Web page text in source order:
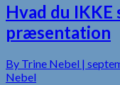
Hvad du
præsentation
By Trine Nebel |
Nebel